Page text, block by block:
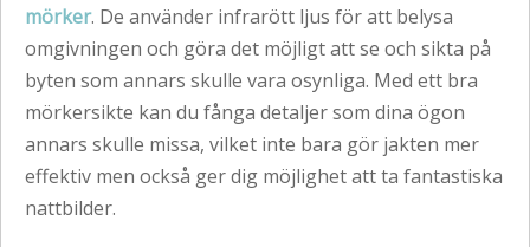
mörker. De använder infrarött ljus för att belysa
omgivningen och göra det möjligt att se och sikta på
byten som annars skulle vara osynliga. Med ett bra
mörkersikte kan du fånga detaljer som dina ögon
annars skulle missa, vilket inte bara gör jakten mer
effektiv men också ger dig möjlighet att ta fantastiska
nattbilder.